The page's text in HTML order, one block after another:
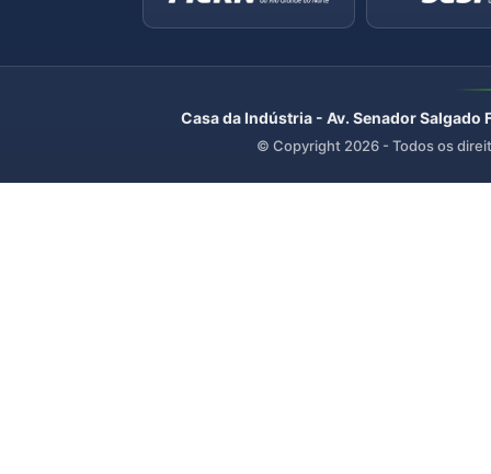
Casa da Indústria - Av. Senador
© Copyright 2026 - Todos os